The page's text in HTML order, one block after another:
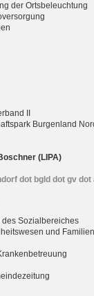
der Ortsbeleuchtung
II
Burgenland
(LIPA)
dot bgld dot gv dot
Sozialbereiches
und